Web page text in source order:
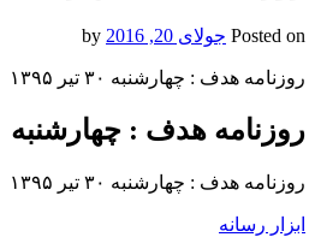
Posted on جولای 20, 2016
روزنامه هدف : چهارشنبه ۳۰ تیر ۱۳۹۵
روزنامه هدف : چهارشنبه ۳۰ تیر ۱۳۹۵
روزنامه هدف : چهارشنبه ۳۰ تیر ۱۳۹۵
ابزار رسانه